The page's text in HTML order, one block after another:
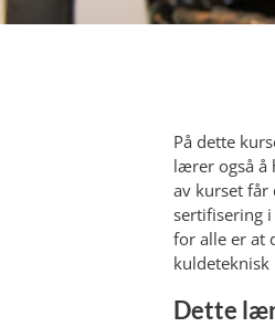
På dette
lærer også å
av kurset får
sertifisering
for alle er at
kuldeteknisk
Dette